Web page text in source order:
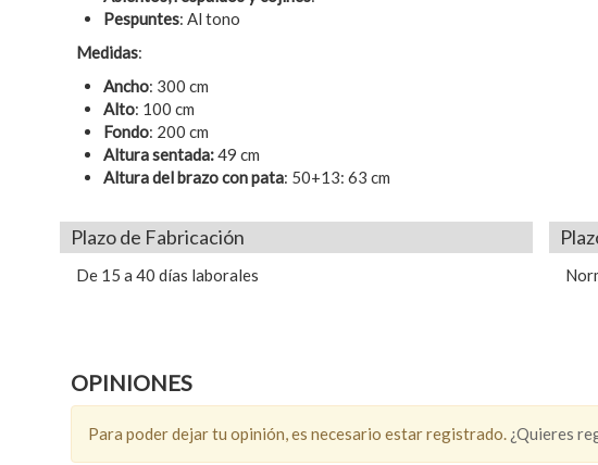
Pespuntes: Al tono
Medidas:
Ancho: 300 cm
Alto: 100 cm
Fondo: 200 cm
Altura sentada:49 cm
Altura del brazo con pata: 50+13: 63 cm
Plazo de Fabricación
De 15 a 40 días laborales
OPINIONES
Para poder dejar tu opinión, es necesario estar registrado. ¿Quieres